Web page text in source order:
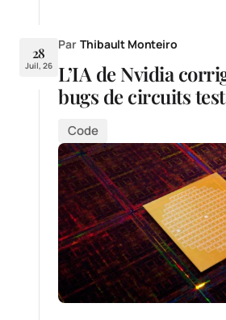
28
Juil, 26
Par Thibault Monteiro
L’IA de Nvidia
bugs de circuits
Code